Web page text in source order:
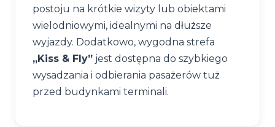
postoju na krótkie wizyty lub obiektami
wielodniowymi, idealnymi na dłuższe
wyjazdy. Dodatkowo, wygodna strefa
„Kiss & Fly” jest dostępna do szybkiego
wysadzania i odbierania pasażerów tuż
przed budynkami terminali.